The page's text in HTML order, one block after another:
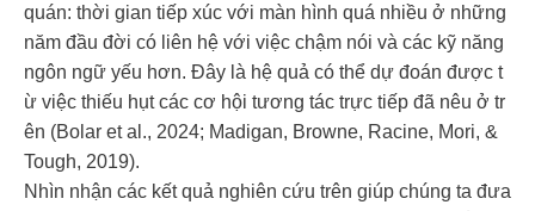
quán: thời gian tiếp xúc với màn hình quá nhiều ở những
năm đầu đời có liên hệ với việc chậm nói và các kỹ năng
ngôn ngữ yếu hơn. Đây là hệ quả có thể dự đoán được t
ừ việc thiếu hụt các cơ hội tương tác trực tiếp đã nêu ở tr
ên (Bolar et al., 2024; Madigan, Browne, Racine, Mori, &
Tough, 2019).
Nhìn nhận các kết quả nghiên cứu trên giúp chúng ta đưa